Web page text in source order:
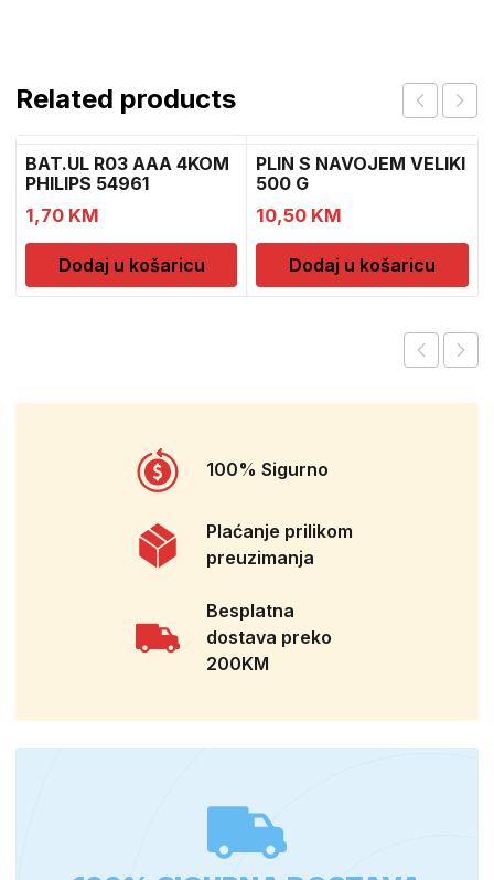
Related products
BAT.UL R03 AAA 4KOM
PHILIPS 54961
1,70 KM
Dodaj u košaricu
PLIN S NAVOJEM VELIKI
500 G
10,50 KM
Dodaj u košaricu
100% Sigurno
Plaćanje prilikom
preuzimanja
Besplatna
dostava preko
200KM